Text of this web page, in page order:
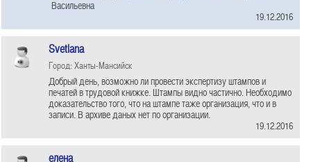
Васильевна
19.12.2016
Svetlana
Город: Ханты-Мансийск
Добрый день, возможно ли провести экспертизу штампов и
печатей в трудовой книжке. Штампы видно частично. Необходимо
доказательство того, что на штампе таже организация, что и в
записи. В архиве даных нет по организации.
19.12.2016
елена